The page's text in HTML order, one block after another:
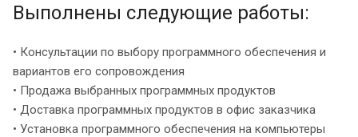
Выполнены следующие работы:
• Консультации по выбору программного обеспечения и
вариантов его сопровождения
• Продажа выбранных программных продуктов
• Доставка программных продуктов в офис заказчика
• Установка программного обеспечения на компьютеры